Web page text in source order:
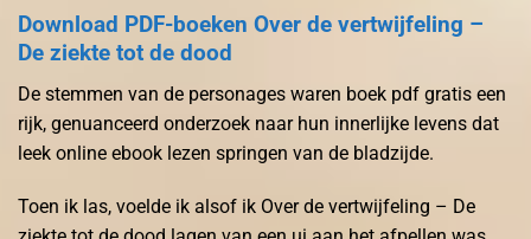
Download PDF-boeken Over de vertwijfeling –
De ziekte tot de dood
De stemmen van de personages waren boek pdf gratis een
rijk, genuanceerd onderzoek naar hun innerlijke levens dat
leek online ebook lezen springen van de bladzijde.
Toen ik las, voelde ik alsof ik Over de vertwijfeling – De